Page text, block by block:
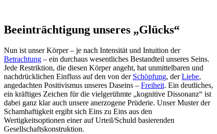
Beeinträchtigung unseres „Glücks“
Nun ist unser Körper – je nach Intensität und Intuition der
Betrachtung – ein durchaus wesentliches Bestandteil unseres Seins.
Jede Restriktion, die diesen Körper angeht, hat unmittelbaren und
nachdrücklichen Einfluss auf den von der Schöpfung, derLiebe,
angedachten Positivismus unseres Daseins – Freiheit. Ein deutliches,
ein kräftiges Zeichen für die vielgerühmte „kognitive Dissonanz“ ist
dabei ganz klar auch unsere anerzogene Prüderie. Unser Muster der
Schamhaftigkeit ergibt sich Eins zu Eins aus den
Wertigkeitsoptionen einer auf Urteil/Schuld basierenden
Gesellschaftskonstruktion.